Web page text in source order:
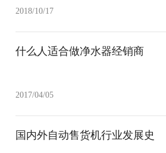
2018/10/17
什么人适合做净水器经销商
2017/04/05
国内外自动售货机行业发展史